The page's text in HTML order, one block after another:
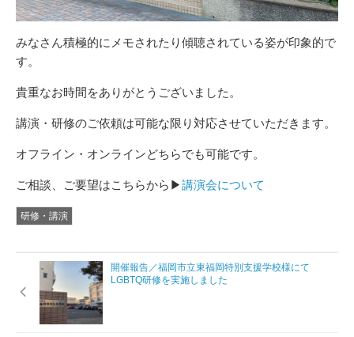
みなさん積極的にメモされたり傾聴されている姿が印象的で
す。
貴重なお時間をありがとうございました。
講演・研修のご依頼は可能な限り対応させていただきます。
オフライン・オンラインどちらでも可能です。
ご相談、ご要望はこちらから▶講演会について
研修・講演
開催報告／福岡市立東福岡特別支援学校様にて
LGBTQ研修を実施しました